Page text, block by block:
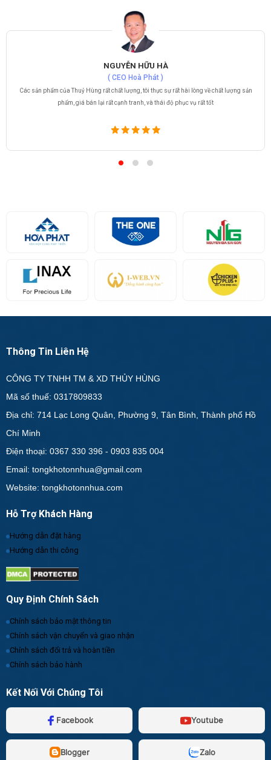
NGUYỄN HỮU HÀ
( CEO Hoà Phát )
Các sản phẩm của Thuỷ Hùng rất chất lượng, tôi thực sự rất hài lòng về chất lượng sản
phẩm, giá bán lại rất cạnh tranh, và thái độ phục vụ rất tốt
Thông Tin Liên Hệ
CÔNG TY TNHH TM & XD THỦY HÙNG
Mã số thuế: 0317809833
Địa chỉ: 714 Lạc Long Quân, Phường 9, Tân Bình, Thành phố Hồ
Chí Minh
Điện thoại: 0367 330 396 - 0903 835 004
Email: tongkhotonnhua@gmail.com
Website: tongkhotonnhua.com
Hỗ Trợ Khách Hàng
Hướng dẫn đặt hàng
Hướng dẫn thi công
Quy Định Chính Sách
Chính sách bảo mật thông tin
Chính sách vận chuyển và giao nhận
Chính sách đổi trả và hoàn tiền
Chính sách bảo hành
Kết Nối Với Chúng Tôi
Facebook Youtube
Blogger Zalo